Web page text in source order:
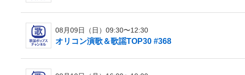
08月09日（日）09:30〜12:30
オリコン演歌＆歌謡TOP30 #368